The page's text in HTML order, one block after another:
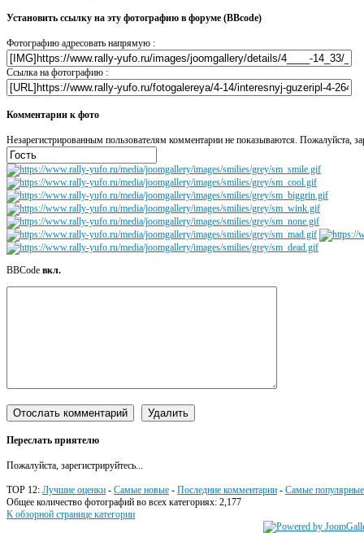
Установить ссылку на эту фотографию в форуме (BBcode)
Фотографию адресовать напрямую :
Ссылка на фотографию :
Комментарии к фото
Незарегистрированным пользователям комментарии не показываются. Пожалуйста,
BBCode вкл.
Переслать приятелю
Пожалуйста, зарегистрируйтесь...
TOP 12: Лучшие оценки - Самые новые - Последние комментарии - Самые популярные
Общее количество фотографий во всех категориях: 2,177
К обзорной странице категории